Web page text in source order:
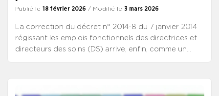
Publié le 18 février 2026 / Modifié le 3 mars 2026
La correction du décret n° 2014-8 du 7 janvier 2014
régissant les emplois fonctionnels des directrices et
directeurs des soins (DS) arrive, enfin, comme un